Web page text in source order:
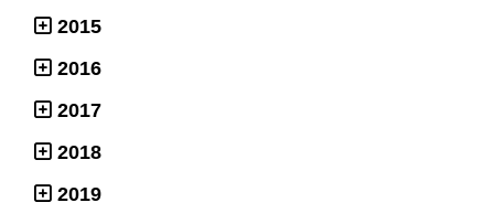
2015
2016
2017
2018
2019